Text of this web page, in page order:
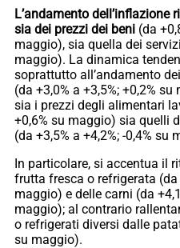
L’andamento dell’inflazione
sia dei prezzi dei beni (da
maggio), sia quella dei
maggio). La dinamica
soprattutto all’andamento
(da +3,0% a +3,5%; +0,2%
sia i prezzi degli alimentari
+0,6% su maggio) sia quelli
(da +3,5% a +4,2%; -0,4% su
In particolare, si accentua il
frutta fresca o refrigerata (da
maggio) e delle carni (da
maggio); al contrario
o refrigerati diversi dalle
su maggio).